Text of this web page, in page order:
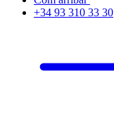
+34 93 310 33 30